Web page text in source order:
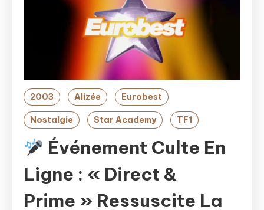
2003 Alizée Eurobest
Nostalgie Star Academy TF1
Événement Culte En
Ligne : « Direct &
Prime » Ressuscite La